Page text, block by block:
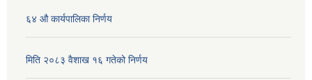
६४ औ कार्यपालिका निर्णय
मिति २०८३ वैशाख १६ गतेको निर्णय